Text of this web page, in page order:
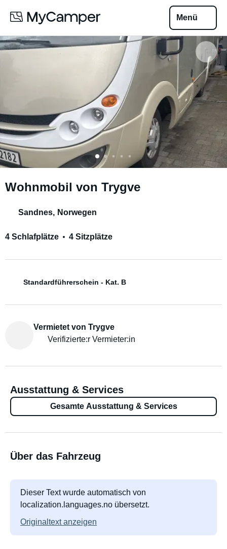
Menü
Wohnmobil von Trygve
Sandnes, Norwegen
4 Schlafplätze 4 Sitzplätze
Standardführerschein - Kat. B
Vermietet von Trygve
Verifizierte:r Vermieter:in
Ausstattung & Services
Gesamte Ausstattung & Services
Über das Fahrzeug
Dieser Text wurde automatisch von
localization.languages.no übersetzt.
Originaltext anzeigen